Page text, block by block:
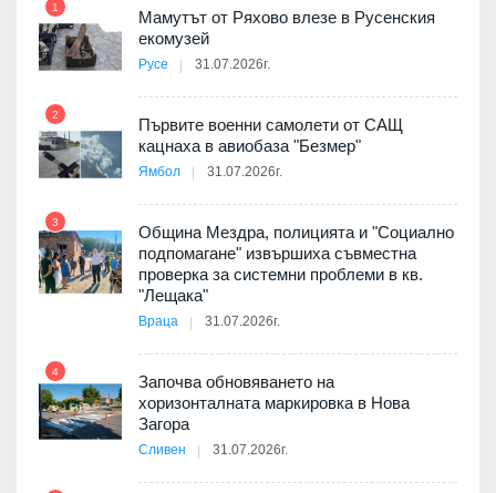
1
Мамутът от Ряхово влезе в Русенския
екомузей
Русе 31.07.2026г.
2
Първите военни самолети от САЩ
кацнаха в авиобаза "Безмер"
Ямбол 31.07.2026г.
3
Община Мездра, полицията и "Социално
подпомагане" извършиха съвместна
проверка за системни проблеми в кв.
"Лещака"
Враца 31.07.2026г.
4
Започва обновяването на
хоризонталната маркировка в Нова
Загора
Сливен 31.07.2026г.